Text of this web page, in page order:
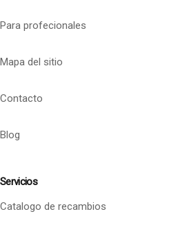
Para profecionales
Mapa del sitio
Contacto
Blog
Servicios
Catalogo de recambios